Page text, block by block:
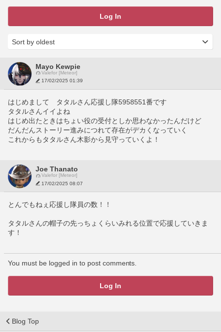
Log In
Mayo Kewpie
Valefor [Meteor]
17/02/2025 01:39
はじめまして　タタルさん応援し隊5958551番です
タタルさんイイよね
はじめ出たときはちょい役の受付としか思わなかったんだけど
だんだんストーリー進みにつれて存在がデカくなっていく
これからもタタルさん木影から見守っていくよ！
Joe Thanato
Valefor [Meteor]
17/02/2025 08:07
とんでもねぇ応援し隊員の数！！
タタルさんの帽子の先っちょくらいみれる位置で応援していきま
す！
You must be logged in to post comments.
Log In
Blog Top